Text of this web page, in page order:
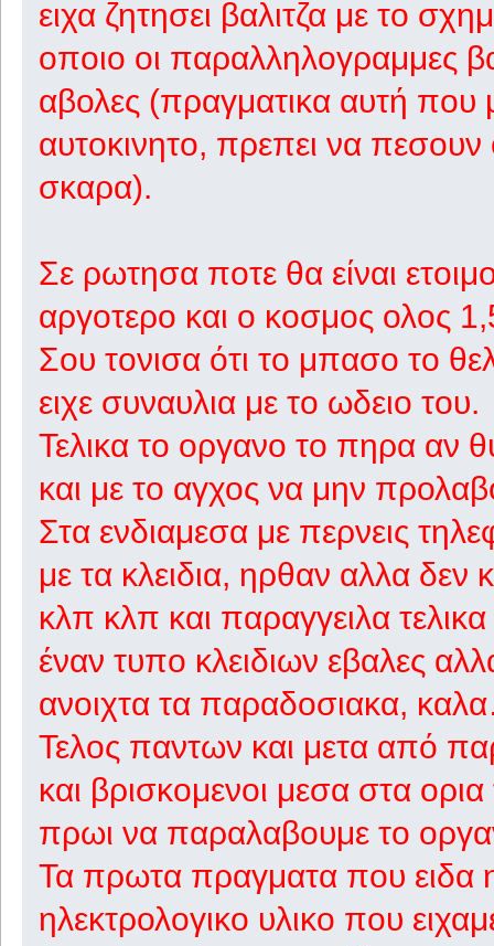
ειχα ζητησει βαλιτζα με το
οποιο οι παραλληλογραμμες
αβολες (πραγματικα αυτή που
αυτοκινητο, πρεπει να
σκαρα).
Σε ρωτησα ποτε θα είναι
αργοτερο και ο κοσμος ολος
Σου τονισα ότι το μπασο το
ειχε συναυλια με το ωδειο του.
Τελικα το οργανο το πηρα αν
και με το αγχος να μην
Στα ενδιαμεσα με περνεις
με τα κλειδια, ηρθαν αλλα δεν
κλπ κλπ και παραγγειλα
έναν τυπο κλειδιων εβαλες
ανοιχτα τα παραδοσιακα,
Τελος παντων και μετα από
και βρισκομενοι μεσα στα
πρωι να παραλαβουμε το
Τα πρωτα πραγματα που ειδα
ηλεκτρολογικο υλικο που